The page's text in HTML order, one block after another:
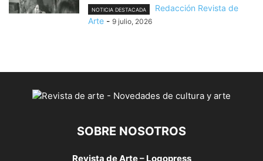
NOTICIA DESTACADA
Redacción Revista de
Arte - 9 julio, 2026
SOBRE NOSOTROS
Revista de Arte – Logopress